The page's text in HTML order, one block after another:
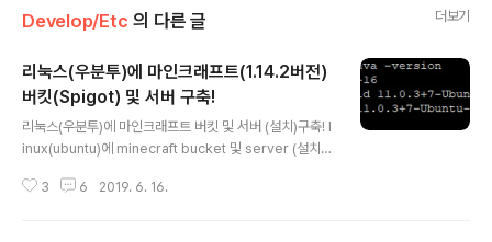
Develop/Etc 의 다른 글 더보기
리눅스(우분투)에 마인크래프트(1.14.2버전)
버킷(Spigot) 및 서버 구축!
리눅스(우분투)에 마인크래프트 버킷 및 서버 (설치)구축! l
inux(ubuntu)에 minecraft bucket 및 server (설치)
롤이나 오버워치 등 경쟁하는 게임이 아니어서 아무 생각
3 6 2019. 6. 16.